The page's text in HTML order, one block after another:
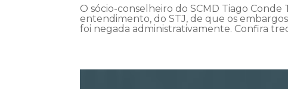
O sócio-conselheiro do SCMD Tiago
entendimento, do STJ, de que os
foi negada administrativamente. Confira